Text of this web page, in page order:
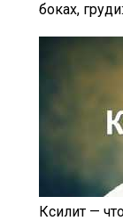
боках,
Ксилит —